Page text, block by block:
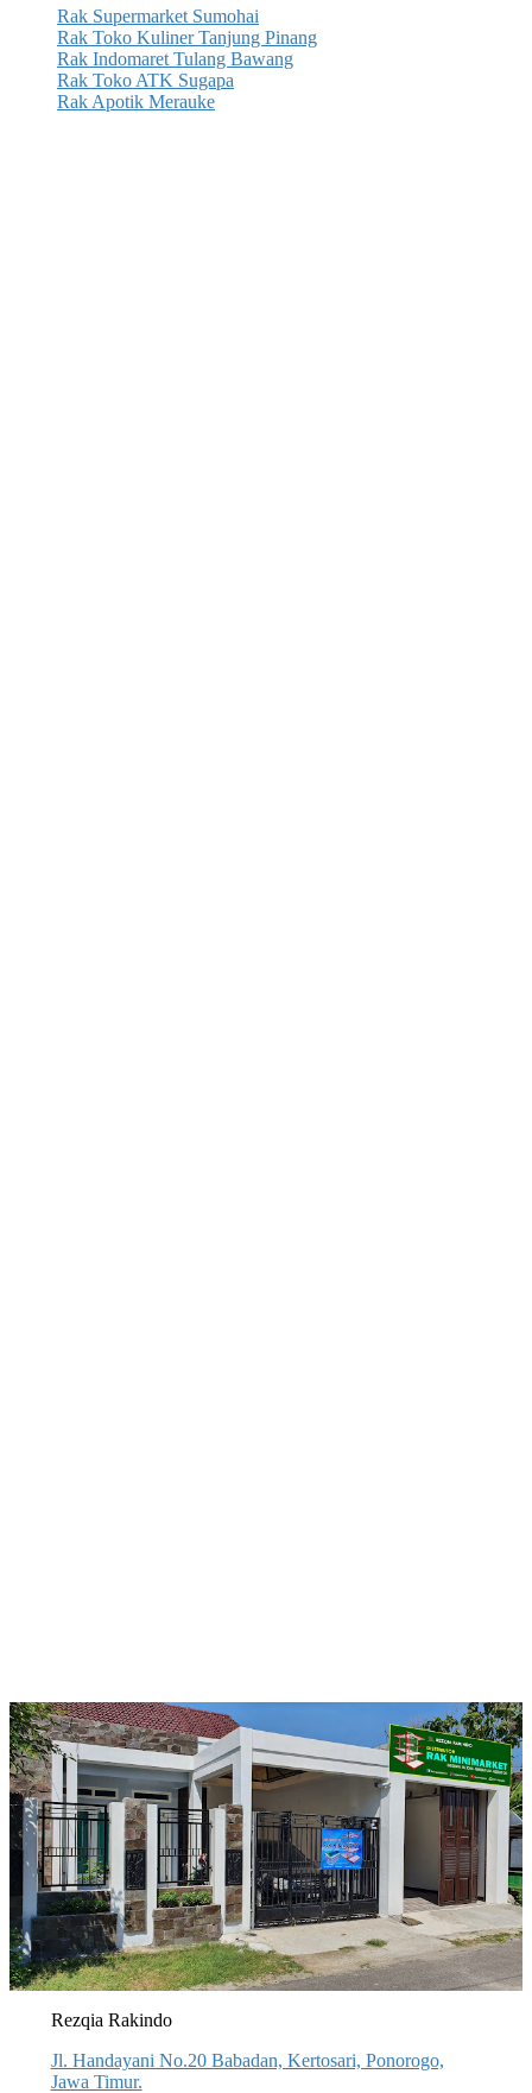
Rak Supermarket Sumohai
Rak Toko Kuliner Tanjung Pinang
Rak Indomaret Tulang Bawang
Rak Toko ATK Sugapa
Rak Apotik Merauke
Rezqia Rakindo
Jl. Handayani No.20 Babadan, Kertosari, Ponorogo,
Jawa Timur.